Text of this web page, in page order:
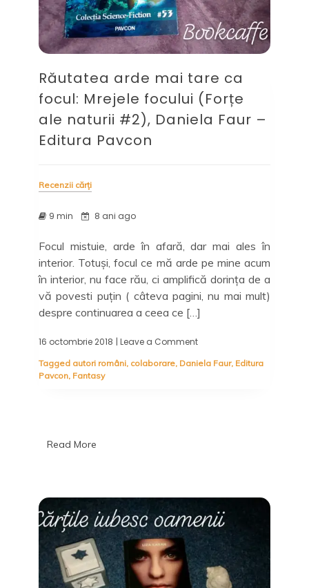
Răutatea arde mai tare ca
focul: Mrejele focului (Forțe
ale naturii #2), Daniela Faur –
Editura Pavcon
Recenzii cărți
9 min 8 ani ago
Focul mistuie, arde în afară, dar mai ales în
interior. Totuși, focul ce mă arde pe mine acum
în interior, nu face rău, ci amplifică dorința de a
vă povesti puțin ( câteva pagini, nu mai mult)
despre continuarea a ceea ce […]
16 octombrie 2018 | Leave a Comment
arde
Faur
–
Editura
Pavcon
Tagged autori români, colaborare, Daniela Faur, Editura
Pavcon, Fantasy
Read More